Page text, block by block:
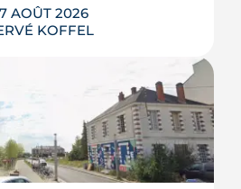
AOÛT 2026
KOFFEL
fait produire de
le son » à un
de Bellevue-